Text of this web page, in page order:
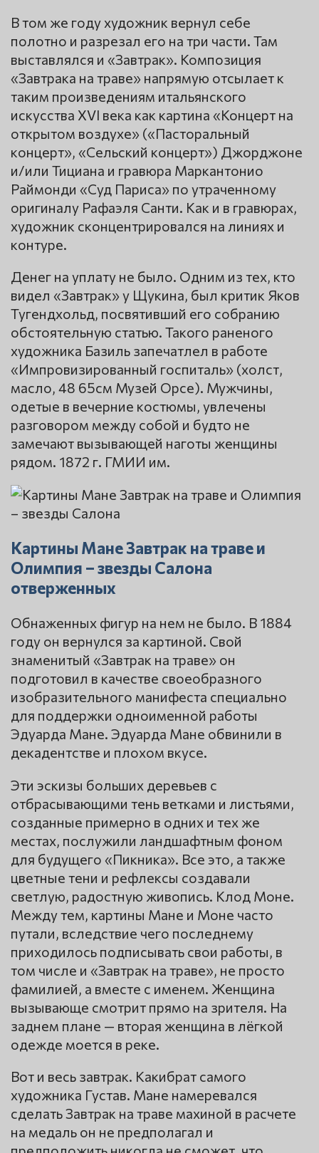
В том же году художник вернул себе
полотно и разрезал его на три части. Там
выставлялся и «Завтрак». Композиция
«Завтрака на траве» напрямую отсылает к
таким произведениям итальянского
искусства XVI века как картина «Концерт на
открытом воздухе» («Пасторальный
концерт», «Сельский концерт») Джорджоне
и/или Тициана и гравюра Маркантонио
Раймонди «Суд Париса» по утраченному
оригиналу Рафаэля Санти. Как и в гравюрах,
художник сконцентрировался на линиях и
контуре.
Денег на уплату не было. Одним из тех, кто
видел «Завтрак» у Щукина, был критик Яков
Тугендхольд, посвятивший его собранию
обстоятельную статью. Такого раненого
художника Базиль запечатлел в работе
«Импровизированный госпиталь» (холст,
масло, 48 65см Музей Орсе). Мужчины,
одетые в вечерние костюмы, увлечены
разговором между собой и будто не
замечают вызывающей наготы женщины
рядом. 1872 г. ГМИИ им.
Картины Мане Завтрак на траве и
Олимпия – звезды Салона
отверженных
Обнаженных фигур на нем не было. В 1884
году он вернулся за картиной. Свой
знаменитый «Завтрак на траве» он
подготовил в качестве своеобразного
изобразительного манифеста специально
для поддержки одноименной работы
Эдуарда Мане. Эдуарда Мане обвинили в
декадентстве и плохом вкусе.
Эти эскизы больших деревьев с
отбрасывающими тень ветками и листьями,
созданные примерно в одних и тех же
местах, послужили ландшафтным фоном
для будущего «Пикника». Все это, а также
цветные тени и рефлексы создавали
светлую, радостную живопись. Клод Моне.
Между тем, картины Мане и Моне часто
путали, вследствие чего последнему
приходилось подписывать свои работы, в
том числе и «Завтрак на траве», не просто
фамилией, а вместе с именем. Женщина
вызывающе смотрит прямо на зрителя. На
заднем плане — вторая женщина в лёгкой
одежде моется в реке.
Вот и весь завтрак. Какибрат самого
художника Густав. Мане намеревался
сделать Завтрак на траве махиной в расчете
на медаль он не предполагал и